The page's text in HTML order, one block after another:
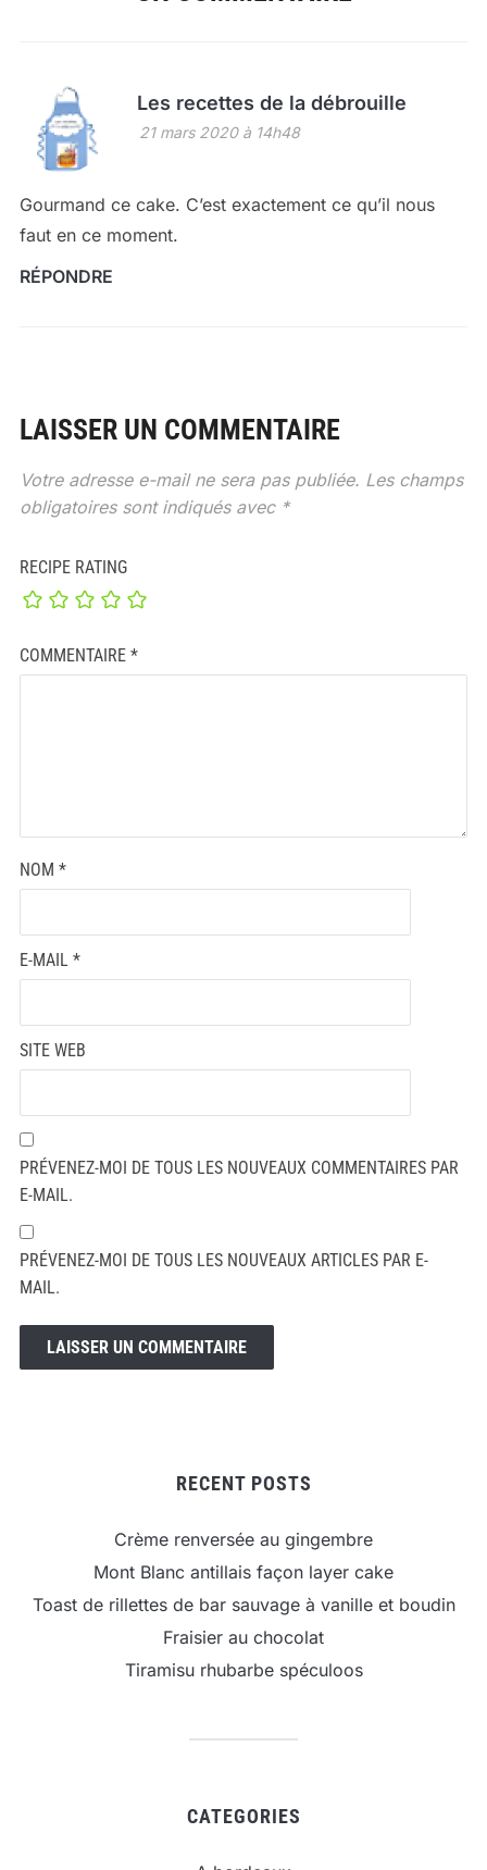
Les recettes de la débrouille
21 mars 2020 à 14h48
Gourmand ce cake. C’est exactement ce qu’il nous
faut en ce moment.
RÉPONDRE
LAISSER UN COMMENTAIRE
Votre adresse e-mail ne sera pas publiée. Les champs
obligatoires sont indiqués avec *
RECIPE RATING
COMMENTAIRE *
NOM *
E-MAIL *
SITE WEB
PRÉVENEZ-MOI DE TOUS LES NOUVEAUX COMMENTAIRES PAR
E-MAIL.
PRÉVENEZ-MOI DE TOUS LES NOUVEAUX ARTICLES PAR E-
MAIL.
RECENT POSTS
Crème renversée au gingembre
Mont Blanc antillais façon layer cake
Toast de rillettes de bar sauvage à vanille et boudin
Fraisier au chocolat
Tiramisu rhubarbe spéculoos
CATEGORIES